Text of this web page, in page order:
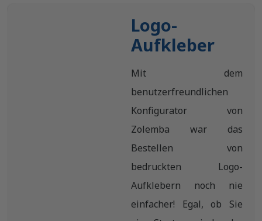
Logo-
Aufkleber
Mit dem
benutzerfreundlichen
Konfigurator von
Zolemba war das
Bestellen von
bedruckten Logo-
Aufklebern noch nie
einfacher! Egal, ob Sie